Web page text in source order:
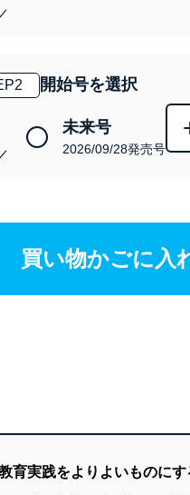
2 開始号を選択
未来号
2026/09/28発売号
買い物かごに入
実践をよりよいものにす